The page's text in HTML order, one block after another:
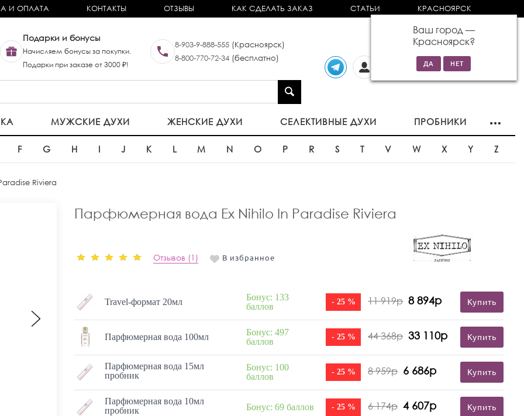
И ОПЛАТА КОНТАКТЫ ОТЗЫВЫ КАК СДЕЛАТЬ ЗАКАЗ СТАТЬИ КРАСНОЯРСК
Ваш город —
Красноярск?
Подарки и бонусы
Начисляем бонусы за покупки.
Подарки при заказе от 3000 ₽!
8-903-9-888-555 (Красноярск)
8-800-770-72-34 (бесплатно)
0 товаров
на сумму 0р
МУЖСКИЕ ДУХИ ЖЕНСКИЕ ДУХИ СЕЛЕКТИВНЫЕ ДУХИ ПРОБНИКИ
F G H I J K L M N O P R S T V W X Y Z
Riviera
Парфюмерная вода Ex Nihilo In Paradise Riviera
Отзывов (1) В избранное
Travel-формат 20мл
Бонус: 133
баллов
- 25 % 11 919р 8 894р Купить
Парфюмерная вода 100мл
Бонус: 497
баллов
- 25 % 44 368р 33 110р Купить
Парфюмерная вода 15мл
пробник
Бонус: 100
баллов
- 25 % 8 959р 6 686р Купить
Парфюмерная вода 10мл
пробник
Бонус: 69 баллов - 25 % 6 174р 4 607р Купить